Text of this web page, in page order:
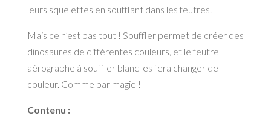
leurs squelettes en soufflant dans les feutres.
Mais ce n’est pas tout ! Souffler permet de créer des
dinosaures de différentes couleurs, et le feutre
aérographe à souffler blanc les fera changer de
couleur. Comme par magie !
Contenu :